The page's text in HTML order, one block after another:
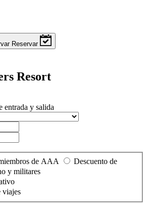
Reservar
Resort
entrada y salida
de AAA
Descuento de
y militares
viajes